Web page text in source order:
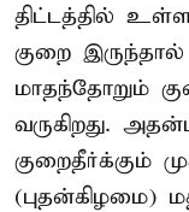
திட்டத்தில்
குறை
மாதந்தோறும்
வருகிறது.
குறைதீர்க்கும்
(புதன்கிழமை)